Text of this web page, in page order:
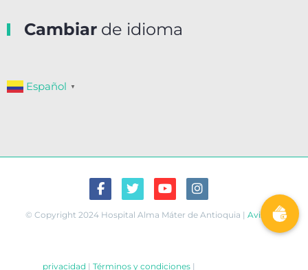
Cambiar de idioma
Español ▼
© Copyright 2024 Hospital Alma Máter de Antioquia | Aviso de
privacidad | Términos y condiciones|